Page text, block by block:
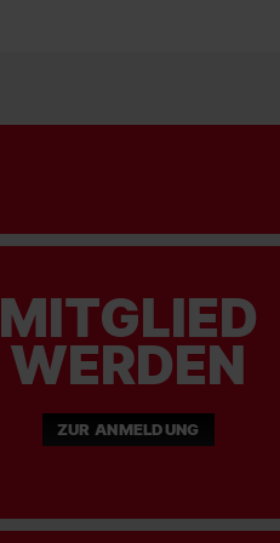
MITGLIED
WERDEN
ZUR ANMELDUNG